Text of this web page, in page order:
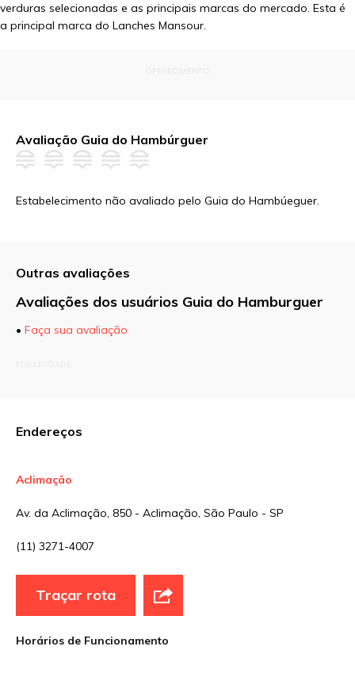
verduras selecionadas e as principais marcas do mercado. Esta é
a principal marca do Lanches Mansour.
Avaliação Guia do Hambúrguer
Estabelecimento não avaliado pelo Guia do Hambúeguer.
Outras avaliações
Avaliações dos usuários Guia do Hamburguer
• Faça sua avaliação
Endereços
Aclimação
Av. da Aclimação, 850 - Aclimação, São Paulo - SP
(11) 3271-4007
Traçar rota
Horários de Funcionamento